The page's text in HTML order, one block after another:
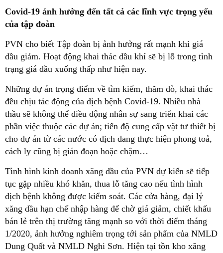
Covid-19 ảnh hưởng đến tất cả các lĩnh vực trọng yếu
của tập đoàn
PVN cho biết Tập đoàn bị ảnh hưởng rất mạnh khi giá
dầu giảm. Hoạt động khai thác dầu khí sẽ bị lỗ trong tình
trạng giá dầu xuống thấp như hiện nay.
Những dự án trọng điểm về tìm kiếm, thăm dò, khai thác
đều chịu tác động của dịch bệnh Covid-19. Nhiều nhà
thầu sẽ không thể điều động nhân sự sang triển khai các
phần việc thuộc các dự án; tiến độ cung cấp vật tư thiết bị
cho dự án từ các nước có dịch đang thực hiện phong toả,
cách ly cũng bị gián đoạn hoặc chậm…
Tình hình kinh doanh xăng dầu của PVN dự kiến sẽ tiếp
tục gặp nhiều khó khăn, thua lỗ tăng cao nếu tình hình
dịch bệnh không được kiểm soát. Các cửa hàng, đại lý
xăng dầu hạn chế nhập hàng để chờ giá giảm, chiết khấu
bán lẻ trên thị trường tăng mạnh so với thời điểm tháng
1/2020, ảnh hưởng nghiêm trọng tới sản phẩm của NMLD
Dung Quất và NMLD Nghi Sơn. Hiện tại tồn kho xăng